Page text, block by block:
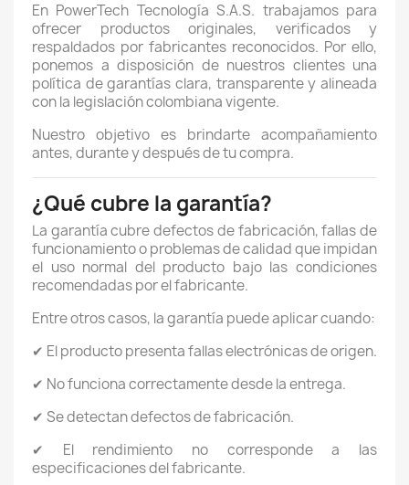
En PowerTech Tecnología S.A.S. trabajamos para
ofrecer productos originales, verificados y
respaldados por fabricantes reconocidos. Por ello,
ponemos a disposición de nuestros clientes una
política de garantías clara, transparente y alineada
con la legislación colombiana vigente.
Nuestro objetivo es brindarte acompañamiento
antes, durante y después de tu compra.
¿Qué cubre la garantía?
La garantía cubre defectos de fabricación, fallas de
funcionamiento o problemas de calidad que impidan
el uso normal del producto bajo las condiciones
recomendadas por el fabricante.
Entre otros casos, la garantía puede aplicar cuando:
✔ El producto presenta fallas electrónicas de origen.
✔ No funciona correctamente desde la entrega.
✔ Se detectan defectos de fabricación.
✔ El rendimiento no corresponde a las
especificaciones del fabricante.